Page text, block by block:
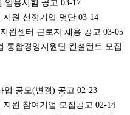
임용시험 공고 03-17
원 선정기업 명단 03-14
원센터 근로자 채용 공고 03-05
통합경영지원단 컨설턴트 모집
업 공모(변경) 공고 02-23
원 참여기업 모집공고 02-14